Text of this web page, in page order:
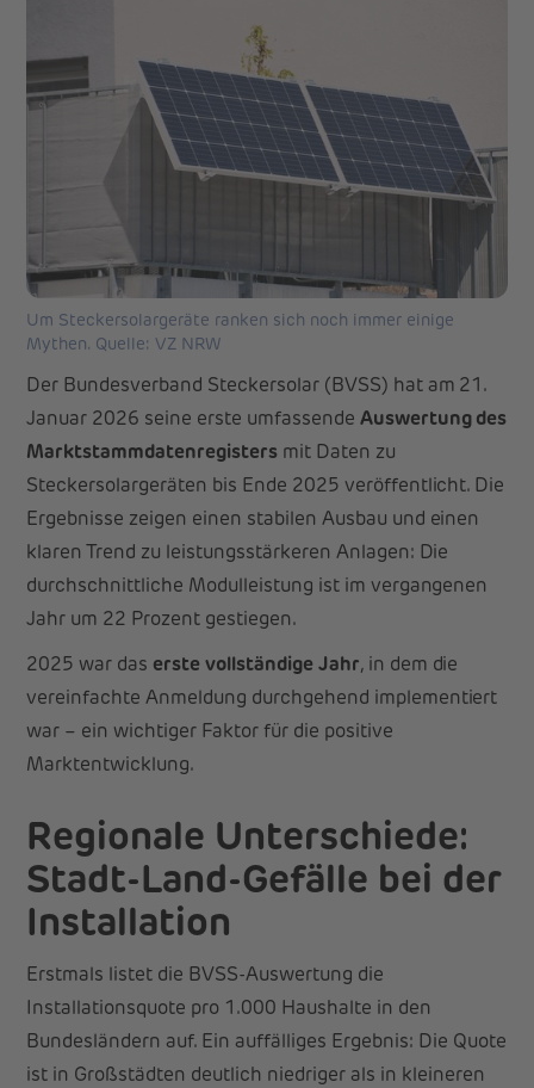
Um Steckersolargeräte ranken sich noch immer einige
Mythen. Quelle: VZ NRW
Der Bundesverband Steckersolar (BVSS) hat am 21.
Januar 2026 seine erste umfassende Auswertung des
Marktstammdatenregistersmit Daten zu
Steckersolargeräten bis Ende 2025 veröffentlicht. Die
Ergebnisse zeigen einen stabilen Ausbau und einen
klaren Trend zu leistungsstärkeren Anlagen: Die
durchschnittliche Modulleistung ist im vergangenen
Jahr um 22 Prozent gestiegen.
2025 war das erste vollständige Jahr, in dem die
vereinfachte Anmeldung durchgehend implementiert
war – ein wichtiger Faktor für die positive
Marktentwicklung.
Regionale Unterschiede:
Stadt-Land-Gefälle bei der
Installation
Erstmals listet die BVSS-Auswertung die
Installationsquote pro 1.000 Haushalte in den
Bundesländern auf. Ein auffälliges Ergebnis: Die Quote
ist in Großstädten deutlich niedriger als in kleineren